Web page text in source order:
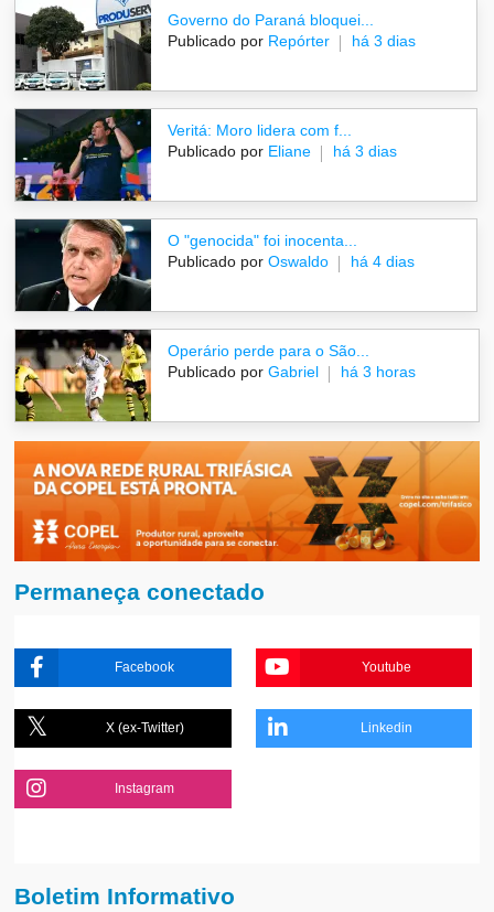
Governo do Paraná bloquei...
Publicado por Repórter há 3 dias
Veritá: Moro lidera com f...
Publicado por Eliane há 3 dias
O "genocida" foi inocenta...
Publicado por Oswaldo há 4 dias
Operário perde para o São...
Publicado por Gabriel há 3 horas
Permaneça conectado
Facebook Youtube
X (ex-Twitter) Linkedin
Instagram
Boletim Informativo